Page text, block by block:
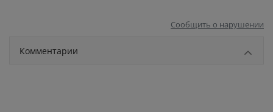
Сообщить о нарушении
Комментарии